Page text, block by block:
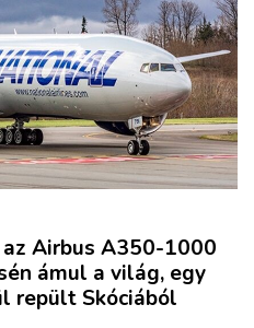
Airbus A350-1000
ámul a világ, egy
repült Skóciából